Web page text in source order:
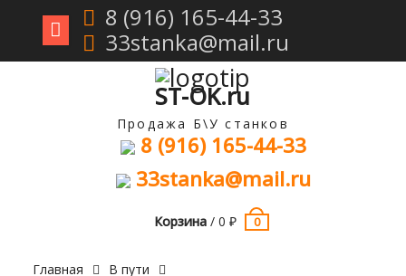
Перейти
8 (916) 165-44-33
33stanka@mail.ru
ST-OK.ru
Продажа Б\У станков
8 (916) 165-44-33
33stanka@mail.ru
Корзина/ 0 ₽ 0
Главная
В пути